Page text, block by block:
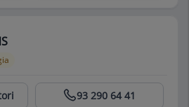
93 290 64 41